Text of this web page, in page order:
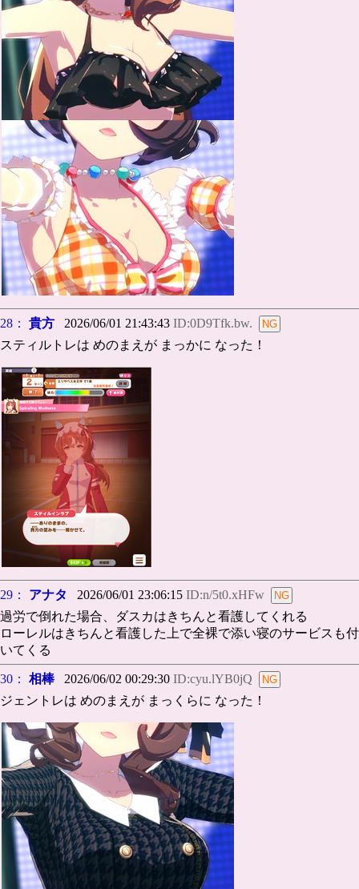
28： 貴方 2026/06/01 21:43:43 ID:0D9Tfk.bw.
スティルトレは めのまえが まっかに なった！
29： アナタ 2026/06/01 23:06:15 ID:n/5t0.xHFw
過労で倒れた場合、ダスカはきちんと看護してくれる
ローレルはきちんと看護した上で全裸で添い寝のサービスも付
いてくる
30： 相棒2026/06/02 00:29:30 ID:cyu.lYB0jQ
ジェントレは めのまえが まっくらに なった！